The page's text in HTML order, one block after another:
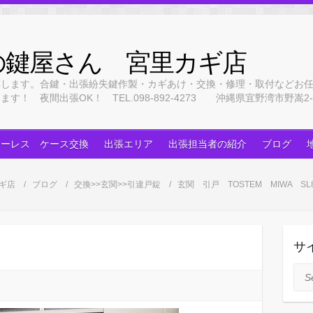
鍵屋さん 宮里カギ店
ます。合鍵・出張紛失鍵作製・カギあけ・交換・修理・取付などお
ます！ 夜間出張OK！ TEL.098-892-4273 沖縄県宜野湾市野嵩
レス ケース交換 出張エリア 出張担当者の紹介 ブログ
店 ブログ 交換>>玄関>>引違戸錠 玄関 引戸 TOSTEM MIWA
サ